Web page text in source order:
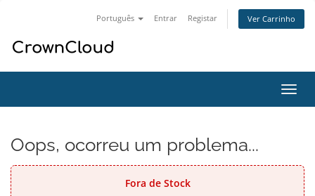
Português Entrar Registar Ver Carrinho
Oops, ocorreu um problema...
Fora de Stock